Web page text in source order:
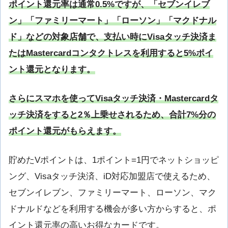
ポイント還元率は通常0.5%ですが、「セブンイレブ
ン」「ファミリーマート」「ローソン」「マクドナル
ド」などの対象店舗で、支払い時にVisaタッチ決済ま
たはMastercardコンタクトレスを利用すると5%ポイ
ント還元となります。
さらにスマホを使ってVisaタッチ決済・Mastercardタ
ッチ決済をすると2％上乗せされるため、合計7%分の
ポイント還元がもらえます。
貯めたVポイントは、1ポイント=1円でネットショッピ
ング、Visaタッチ決済、iD対応加盟店で使えるため、
セブンイレブン、ファミリーマート、ローソン、マク
ドナルドなどを利用する機会が多い方からすると、ポ
イント還元率の高いお得なカードです。